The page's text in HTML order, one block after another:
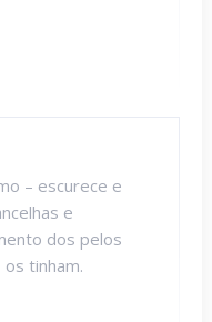
– escurece e
e
dos pelos
os tinham.